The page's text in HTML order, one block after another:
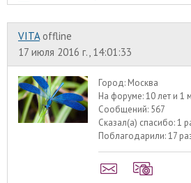
VITA offline
17 июля 2016 г., 14:01:33
Город: Москва
На форуме:10 лет и 1
Сообщений: 567
Сказал(а) спасибо:1
Поблагодарили:17